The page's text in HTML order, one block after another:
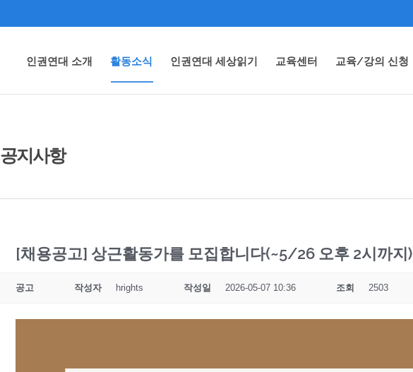
인권연대 소개 활동소식 인권연대 세상읽기 교육센터 교육/강의 신청
공지사항
[채용공고] 상근활동가를 모집합니다(~5/26 오후 2시까지)
공고 작성자 hrights 작성일 2026-05-07 10:36 조회 2503